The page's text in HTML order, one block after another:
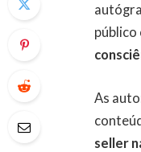
público
As
seller